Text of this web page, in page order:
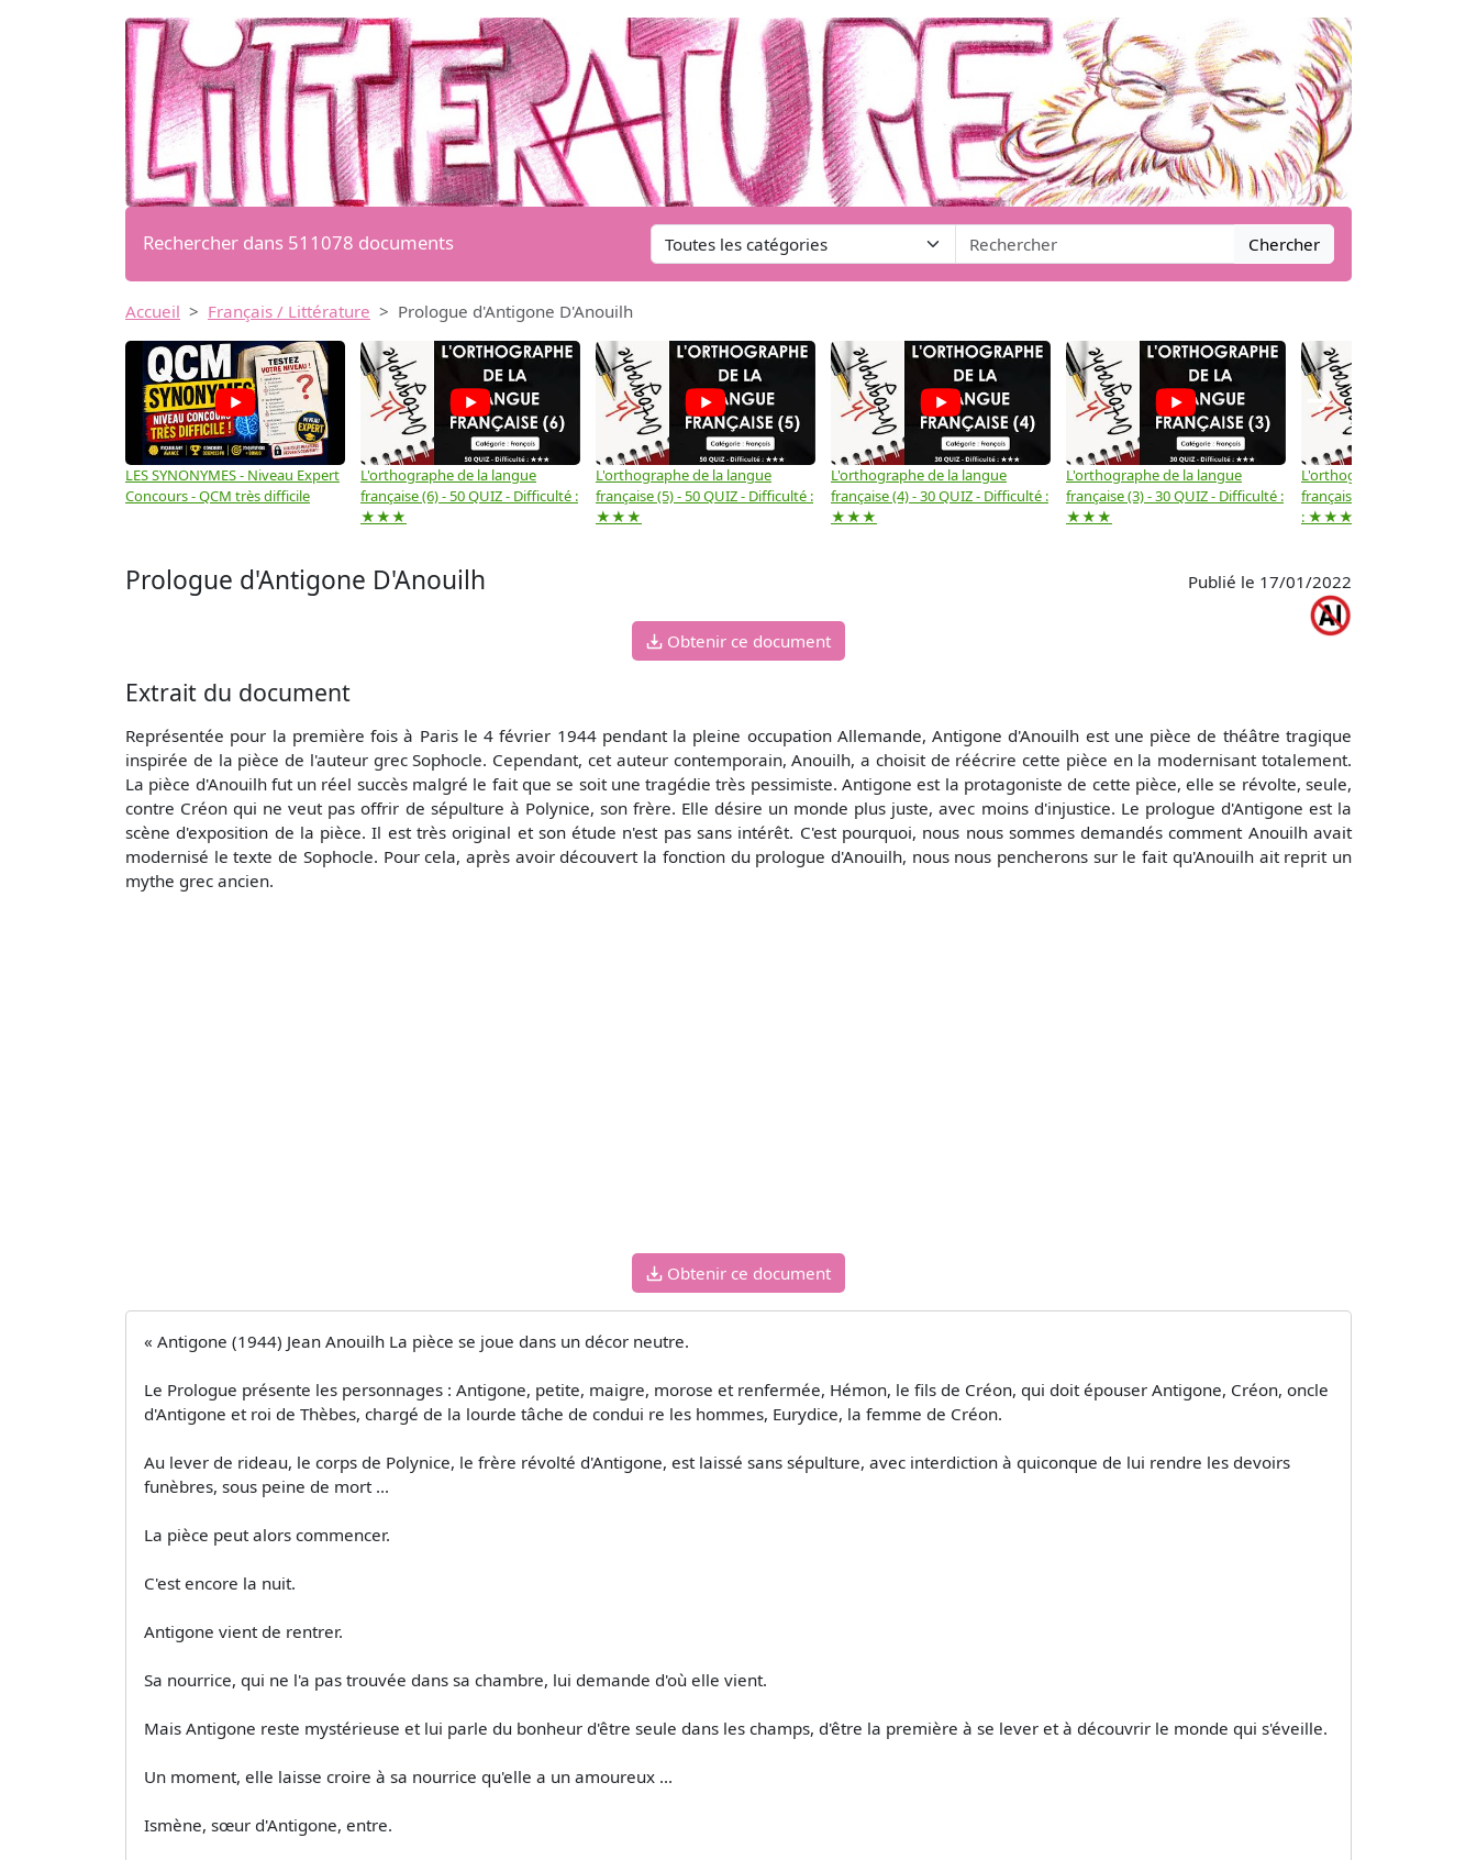
Rechercher dans 511078 documents Chercher
Accueil Français / Littérature Prologue d'Antigone D'Anouilh
LES SYNONYMES - Niveau Expert
Concours - QCM très difficile
L'orthographe de la langue
française (6) - 50 QUIZ - Difficulté :
★★★
L'orthographe de la langue
française (5) - 50 QUIZ - Difficulté :
★★★
L'orthographe de la langue
française (4) - 30 QUIZ - Difficulté :
★★★
L'orthographe de la langue
française (3) - 30 QUIZ - Difficulté :
★★★
L'orthographe de la langue
française (2) -( 20 QUIZ -
: ★★★
→
Prologue d'Antigone D'Anouilh Publié le 17/01/2022
Obtenir ce document
Extrait du document
Représentée pour la première fois à Paris le 4 février 1944 pendant la pleine occupation Allemande, Antigone d'Anouilh est une pièce de théâtre tragique
inspirée de la pièce de l'auteur grec Sophocle. Cependant, cet auteur contemporain, Anouilh, a choisit de réécrire cette pièce en la modernisant totalement.
La pièce d'Anouilh fut un réel succès malgré le fait que se soit une tragédie très pessimiste. Antigone est la protagoniste de cette pièce, elle se révolte, seule,
contre Créon qui ne veut pas offrir de sépulture à Polynice, son frère. Elle désire un monde plus juste, avec moins d'injustice. Le prologue d'Antigone est la
scène d'exposition de la pièce. Il est très original et son étude n'est pas sans intérêt. C'est pourquoi, nous nous sommes demandés comment Anouilh avait
modernisé le texte de Sophocle. Pour cela, après avoir découvert la fonction du prologue d'Anouilh, nous nous pencherons sur le fait qu'Anouilh ait reprit un
mythe grec ancien.
Obtenir ce document
« Antigone (1944) Jean Anouilh La pièce se joue dans un décor neutre.
Le Prologue présente les personnages : Antigone, petite, maigre, morose et renfermée, Hémon, le fils de Créon, qui doit épouser Antigone, Créon, oncle
d'Antigone et roi de Thèbes, chargé de la lourde tâche de condui­ re les hommes, Eurydice, la femme de Créon.
Au lever de rideau, le corps de Polynice, le frère révolté d'Antigone, est laissé sans sépulture, avec interdiction à quiconque de lui rendre les devoirs
funèbres, sous peine de mort ...
La pièce peut alors commencer.
C'est encore la nuit.
Antigone vient de rentrer.
Sa nourrice, qui ne l'a pas trouvée dans sa chambre, lui demande d'où elle vient.
Mais Antigone reste mystérieuse et lui parle du bonheur d'être seule dans les champs, d'être la première à se lever et à découvrir le monde qui s'éveille.
Un moment, elle laisse croire à sa nourrice qu'elle a un amoureux ...
Ismène, sœur d'Antigone, entre.